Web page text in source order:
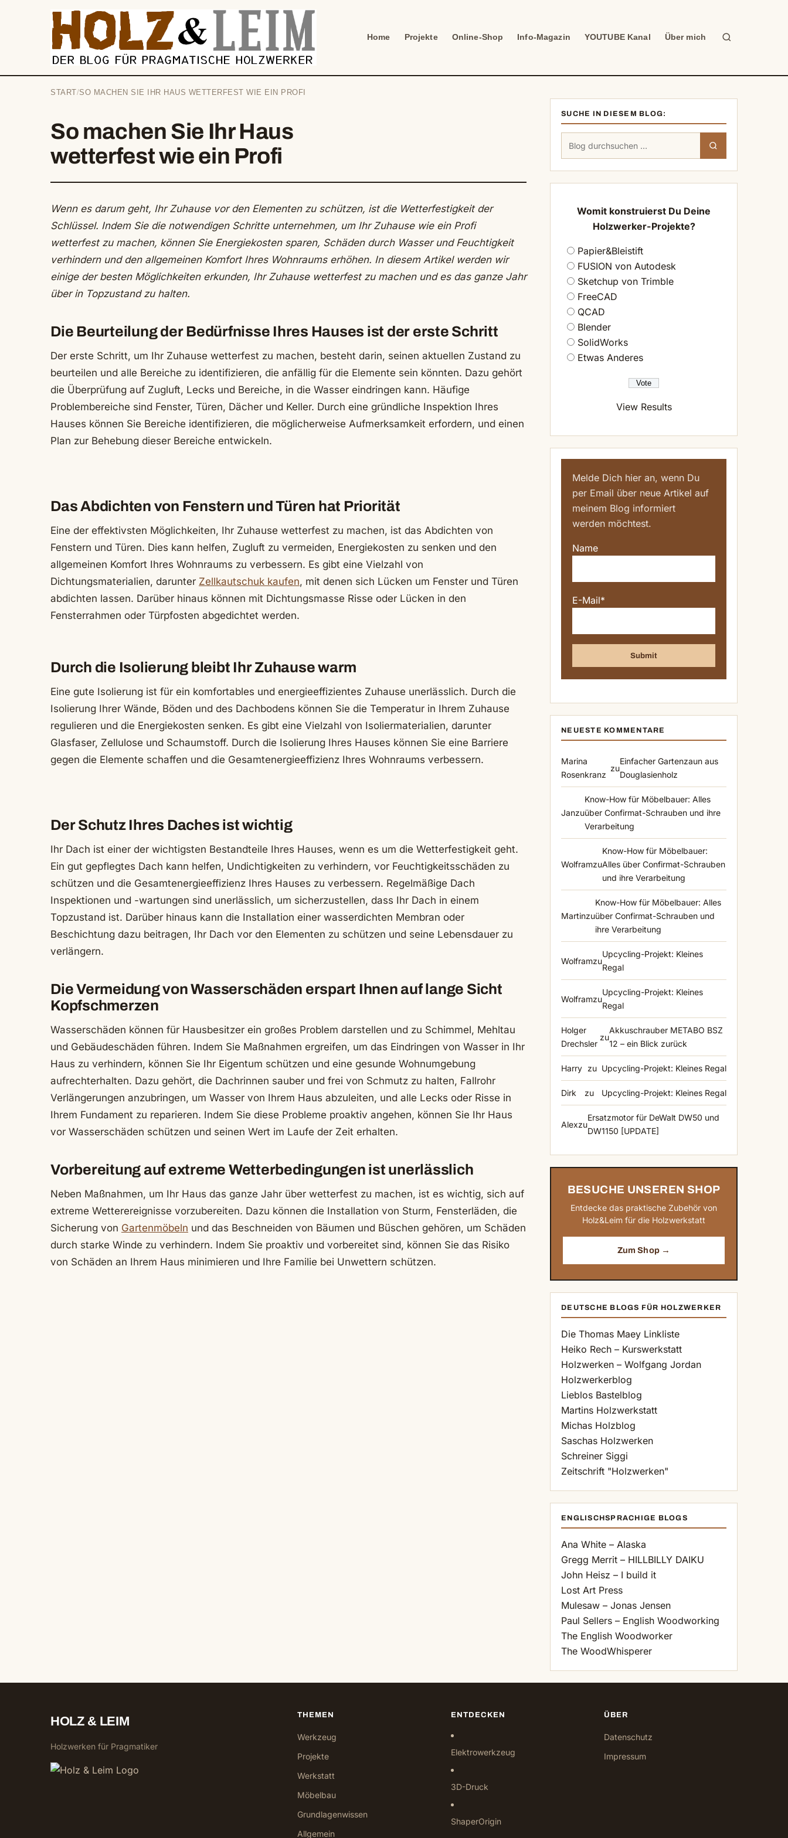
Home Projekte Online-Shop Info-Magazin YOUTUBE Kanal Über mich
Suche
START /SO MACHEN SIE IHR HAUS WETTERFEST WIE EIN PROFI
So machen Sie Ihr Haus
wetterfest wie ein Profi
Wenn es darum geht, Ihr Zuhause vor den Elementen zu schützen, ist die Wetterfestigkeit der
Schlüssel. Indem Sie die notwendigen Schritte unternehmen, um Ihr Zuhause wie ein Profi
wetterfest zu machen, können Sie Energiekosten sparen, Schäden durch Wasser und Feuchtigkeit
verhindern und den allgemeinen Komfort Ihres Wohnraums erhöhen. In diesem Artikel werden wir
einige der besten Möglichkeiten erkunden, Ihr Zuhause wetterfest zu machen und es das ganze Jahr
über in Topzustand zu halten.
Die Beurteilung der Bedürfnisse Ihres Hauses ist der erste Schritt
Der erste Schritt, um Ihr Zuhause wetterfest zu machen, besteht darin, seinen aktuellen Zustand zu
beurteilen und alle Bereiche zu identifizieren, die anfällig für die Elemente sein könnten. Dazu gehört
die Überprüfung auf Zugluft, Lecks und Bereiche, in die Wasser eindringen kann. Häufige
Problembereiche sind Fenster, Türen, Dächer und Keller. Durch eine gründliche Inspektion Ihres
Hauses können Sie Bereiche identifizieren, die möglicherweise Aufmerksamkeit erfordern, und einen
Plan zur Behebung dieser Bereiche entwickeln.
Das Abdichten von Fenstern und Türen hat Priorität
Eine der effektivsten Möglichkeiten, Ihr Zuhause wetterfest zu machen, ist das Abdichten von
Fenstern und Türen. Dies kann helfen, Zugluft zu vermeiden, Energiekosten zu senken und den
allgemeinen Komfort Ihres Wohnraums zu verbessern. Es gibt eine Vielzahl von
Dichtungsmaterialien, darunter Zellkautschuk kaufen, mit denen sich Lücken um Fenster und Türen
abdichten lassen. Darüber hinaus können mit Dichtungsmasse Risse oder Lücken in den
Fensterrahmen oder Türpfosten abgedichtet werden.
Durch die Isolierung bleibt Ihr Zuhause warm
Eine gute Isolierung ist für ein komfortables und energieeffizientes Zuhause unerlässlich. Durch die
Isolierung Ihrer Wände, Böden und des Dachbodens können Sie die Temperatur in Ihrem Zuhause
regulieren und die Energiekosten senken. Es gibt eine Vielzahl von Isoliermaterialien, darunter
Glasfaser, Zellulose und Schaumstoff. Durch die Isolierung Ihres Hauses können Sie eine Barriere
gegen die Elemente schaffen und die Gesamtenergieeffizienz Ihres Wohnraums verbessern.
Der Schutz Ihres Daches ist wichtig
Ihr Dach ist einer der wichtigsten Bestandteile Ihres Hauses, wenn es um die Wetterfestigkeit geht.
Ein gut gepflegtes Dach kann helfen, Undichtigkeiten zu verhindern, vor Feuchtigkeitsschäden zu
schützen und die Gesamtenergieeffizienz Ihres Hauses zu verbessern. Regelmäßige Dach
Inspektionen und -wartungen sind unerlässlich, um sicherzustellen, dass Ihr Dach in einem
Topzustand ist. Darüber hinaus kann die Installation einer wasserdichten Membran oder
Beschichtung dazu beitragen, Ihr Dach vor den Elementen zu schützen und seine Lebensdauer zu
verlängern.
Die Vermeidung von Wasserschäden erspart Ihnen auf lange Sicht
Kopfschmerzen
Wasserschäden können für Hausbesitzer ein großes Problem darstellen und zu Schimmel, Mehltau
und Gebäudeschäden führen. Indem Sie Maßnahmen ergreifen, um das Eindringen von Wasser in Ihr
Haus zu verhindern, können Sie Ihr Eigentum schützen und eine gesunde Wohnumgebung
aufrechterhalten. Dazu gehört, die Dachrinnen sauber und frei von Schmutz zu halten, Fallrohr
Verlängerungen anzubringen, um Wasser von Ihrem Haus abzuleiten, und alle Lecks oder Risse in
Ihrem Fundament zu reparieren. Indem Sie diese Probleme proaktiv angehen, können Sie Ihr Haus
vor Wasserschäden schützen und seinen Wert im Laufe der Zeit erhalten.
Vorbereitung auf extreme Wetterbedingungen ist unerlässlich
Neben Maßnahmen, um Ihr Haus das ganze Jahr über wetterfest zu machen, ist es wichtig, sich auf
extreme Wetterereignisse vorzubereiten. Dazu können die Installation von Sturm, Fensterläden, die
Sicherung von Gartenmöbeln und das Beschneiden von Bäumen und Büschen gehören, um Schäden
durch starke Winde zu verhindern. Indem Sie proaktiv und vorbereitet sind, können Sie das Risiko
von Schäden an Ihrem Haus minimieren und Ihre Familie bei Unwettern schützen.
SUCHE IN DIESEM BLOG:
nach:
Womit konstruierst Du Deine
Holzwerker-Projekte?
Papier&Bleistift
FUSION von Autodesk
Sketchup von Trimble
FreeCAD
QCAD
Blender
SolidWorks
Etwas Anderes
View Results
Melde Dich hier an, wenn Du
per Email über neue Artikel auf
meinem Blog informiert
werden möchtest.
Name
E-Mail*
NEUESTE KOMMENTARE
Marina
Rosenkranz
zu
Einfacher Gartenzaun aus
Douglasienholz
Janzu
Know-How für Möbelbauer: Alles
über Confirmat-Schrauben und ihre
Verarbeitung
Wolframzu
Know-How für Möbelbauer:
Alles über Confirmat-Schrauben
und ihre Verarbeitung
Martinzu
Know-How für Möbelbauer: Alles
über Confirmat-Schrauben und
ihre Verarbeitung
Wolframzu
Upcycling-Projekt: Kleines
Regal
Wolframzu
Upcycling-Projekt: Kleines
Regal
Holger
Drechsler
zu
Akkuschrauber METABO BSZ
12 – ein Blick zurück
Harry zu Upcycling-Projekt: Kleines Regal
Dirk zu Upcycling-Projekt: Kleines Regal
Alexzu
Ersatzmotor für DeWalt DW50 und
DW1150 [UPDATE]
BESUCHE UNSEREN SHOP
Entdecke das praktische Zubehör von
Holz&Leim für die Holzwerkstatt
Zum Shop →
DEUTSCHE BLOGS FÜR HOLZWERKER
Die Thomas Maey Linkliste
Heiko Rech – Kurswerkstatt
Holzwerken – Wolfgang Jordan
Holzwerkerblog
Lieblos Bastelblog
Martins Holzwerkstatt
Michas Holzblog
Saschas Holzwerken
Schreiner Siggi
Zeitschrift "Holzwerken"
ENGLISCHSPRACHIGE BLOGS
Ana White – Alaska
Gregg Merrit – HILLBILLY DAIKU
John Heisz – I build it
Lost Art Press
Mulesaw – Jonas Jensen
Paul Sellers – English Woodworking
The English Woodworker
The WoodWhisperer
HOLZ & LEIM
Holzwerken für Pragmatiker
THEMEN
Werkzeug
Projekte
Werkstatt
Möbelbau
Grundlagenwissen
Allgemein
ENTDECKEN
Elektrowerkzeug
3D-Druck
ShaperOrigin
ÜBER
Datenschutz
Impressum